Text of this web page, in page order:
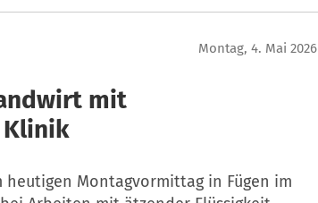
Montag, 4. Mai 2026
mit
Klinik
Montagvormittag in Fügen im